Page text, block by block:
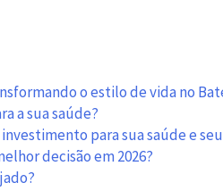
o estilo de vida no
a sua saúde?
para sua saúde e
decisão em 2026?